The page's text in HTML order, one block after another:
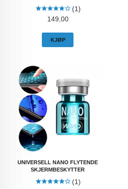
(1)
Pris
149,00
KJØP
UNIVERSELL NANO FLYTENDE
SKJERMBESKYTTER
(1)